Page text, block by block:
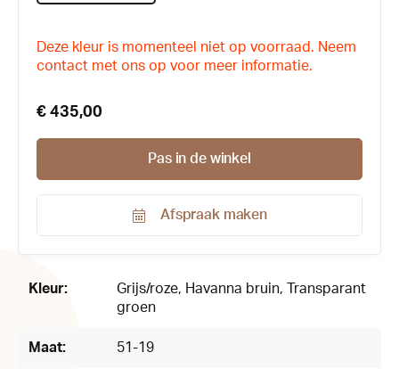
Deze kleur is momenteel niet op voorraad. Neem
contact met ons op voor meer informatie.
€ 435,00
Pas in de winkel
Afspraak maken
Kleur:
Grijs/roze, Havanna bruin, Transparant
groen
Maat: 51-19